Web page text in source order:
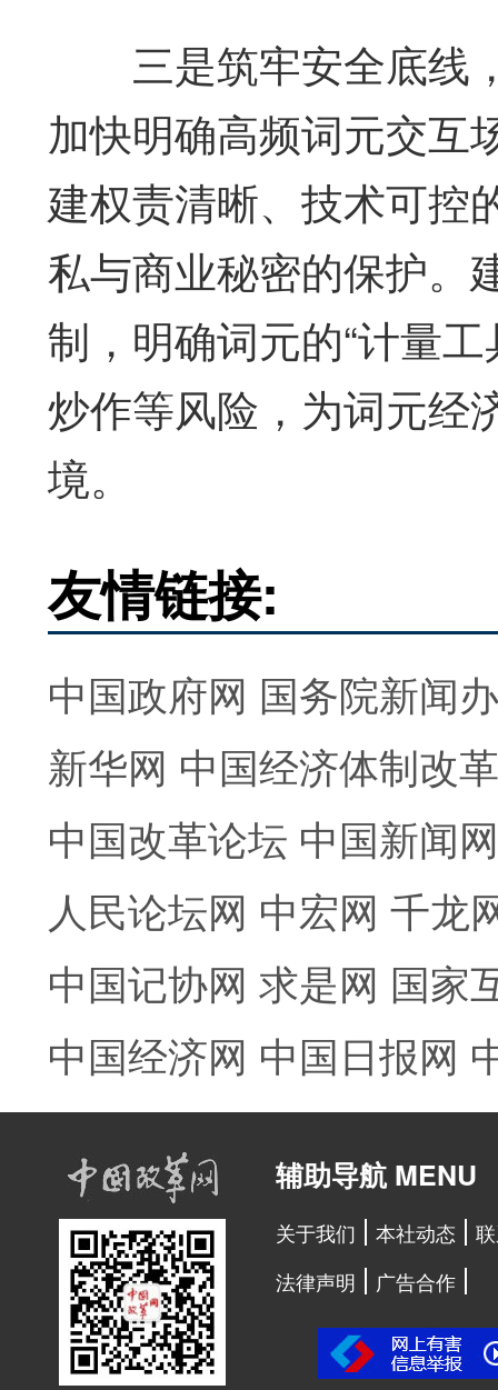
三是筑牢安全底线
加快明确高频词元交互
建权责清晰、技术可控
私与商业秘密的保护。
制，明确词元的“计量
炒作等风险，为词元经
境。
友情链接:
中国政府网 国务院新闻
新华网 中国经济体制改
中国改革论坛 中国新闻网
人民论坛网 中宏网 千龙
中国记协网 求是网 国家
中国经济网 中国日报网
辅助导航 MENU
关于我们 本社动态
法律声明
广告合作